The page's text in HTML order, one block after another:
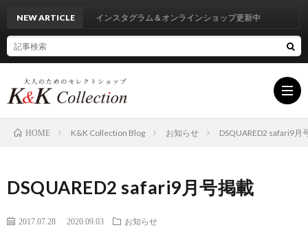
NEW ARTICLEインスタグラム＆オンラインショップ更新中
HOME K&K Collection Blog お知らせ DSQUARED2 safari9月
DSQUARED2 safari9月号掲載
2017.07.28 2020.09.03 お知らせ